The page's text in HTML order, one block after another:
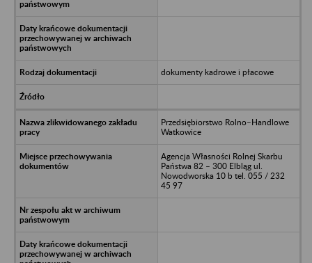
dokumenty kadrowe i płacowe
Przedsiębiorstwo Rolno–Handlowe
Watkowice
Agencja Własności Rolnej Skarbu
Państwa 82 – 300 Elbląg ul.
Nowodworska 10 b tel. 055 / 232
45 97